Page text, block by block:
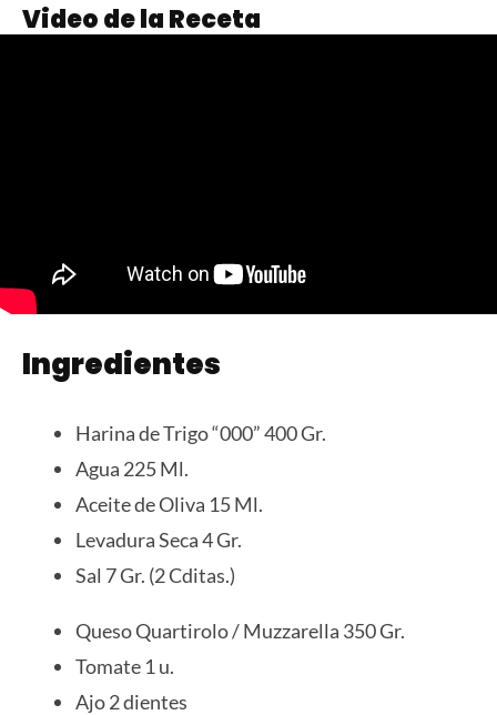
Video de la Receta
Ingredientes
Harina de Trigo “000” 400 Gr.
Agua 225 Ml.
Aceite de Oliva 15 Ml.
Levadura Seca 4 Gr.
Sal 7 Gr. (2 Cditas.)
Queso Quartirolo / Muzzarella 350 Gr.
Tomate 1 u.
Ajo 2 dientes